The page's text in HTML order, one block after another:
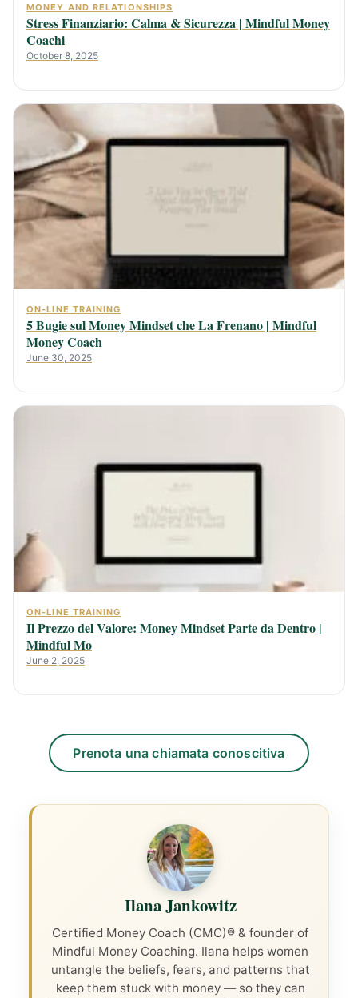
MONEY AND RELATIONSHIPS
Stress Finanziario: Calma & Sicurezza | Mindful Money
Coachi
October 8, 2025
ON-LINE TRAINING
5 Bugie sul Money Mindset che La Frenano | Mindful
Money Coach
June 30, 2025
ON-LINE TRAINING
Il Prezzo del Valore: Money Mindset Parte da Dentro |
Mindful Mo
June 2, 2025
Prenota una chiamata conoscitiva
Ilana Jankowitz
Certified Money Coach (CMC)® & founder of
Mindful Money Coaching. Ilana helps women
untangle the beliefs, fears, and patterns that
keep them stuck with money — so they can